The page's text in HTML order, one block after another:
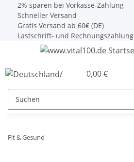
2% sparen bei Vorkasse-Zahlung
Schneller Versand
Gratis Versand ab 60€ (DE)
Lastschrift- und Rechnungszahlung
0,00 €
Fit & Gesund